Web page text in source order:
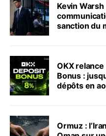
Kevin
sanction du
OKX
Bonus :
dépôts en
Ormuz :